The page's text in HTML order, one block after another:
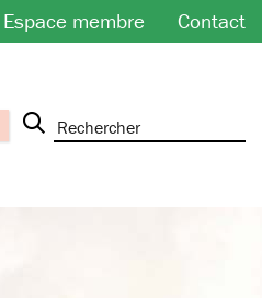
Espace membre Contact